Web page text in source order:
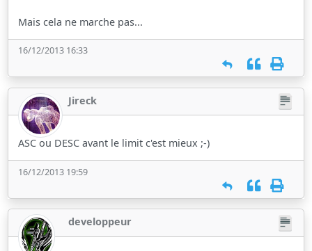
Mais cela ne marche pas...
16/12/2013 16:33
Jireck
ASC ou DESC avant le limit c'est mieux ;-)
16/12/2013 19:59
developpeur